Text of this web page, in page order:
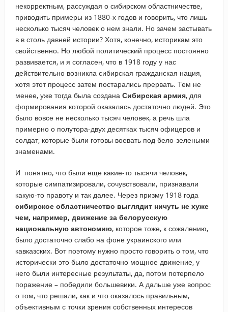
некорректным, рассуждая о сибирском областничестве,
приводить примеры из 1880-х годов и говорить, что лишь
несколько тысяч человек о нем знали. Но зачем застывать
в в столь давней истории? Хотя, конечно, историкам это
свойственно. Но любой политический процесс постоянно
развивается, и я согласен, что в 1918 году у нас
действительно возникла сибирская гражданская нация,
хотя этот процесс затем постарались прервать. Тем не
менее, уже тогда была создана Сибирская армия, для
формирования которой оказалась достаточно людей. Это
было вовсе не несколько тысяч человек, а речь шла
примерно о полутора-двух десятках тысяч офицеров и
солдат, которые были готовы воевать под бело-зелеными
знаменами.
И понятно, что были еще какие-то тысячи человек,
которые симпатизировали, сочувствовали, признавали
какую-то правоту и так далее. Через призму 1918 года
сибирское областничество выглядит ничуть не хуже
чем, например, движение за белорусскую
национальную автономию, которое тоже, к сожалению,
было достаточно слабо на фоне украинского или
кавказских. Вот поэтому нужно просто говорить о том, что
исторически это было достаточно мощное движение, у
него были интересные результаты, да, потом потерпело
поражение – победили большевики. А дальше уже вопрос
о том, что решали, как и что оказалось правильным,
объективным с точки зрения собственных интересов